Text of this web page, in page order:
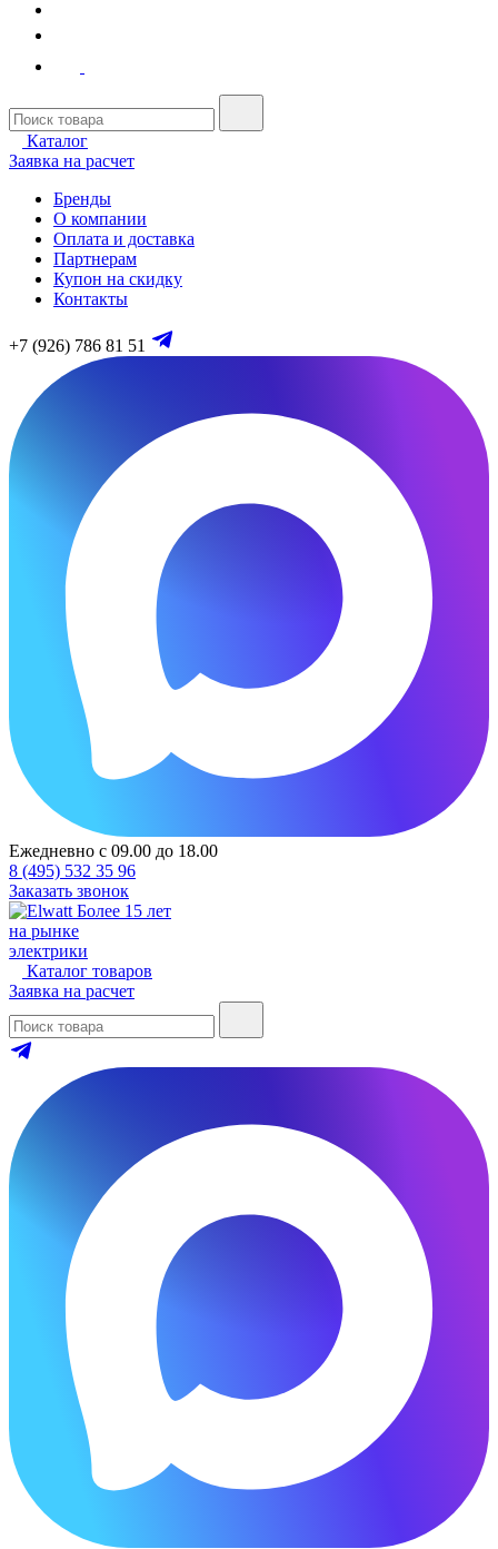
Каталог
Заявка на расчет
Бренды
О компании
Оплата и доставка
Партнерам
Купон на скидку
Контакты
+7 (926) 786 81 51
Ежедневно с 09.00 до 18.00
8 (495) 532 35 96
Заказать звонок
Более 15 лет
на рынке
электрики
Каталог товаров
Заявка на расчет